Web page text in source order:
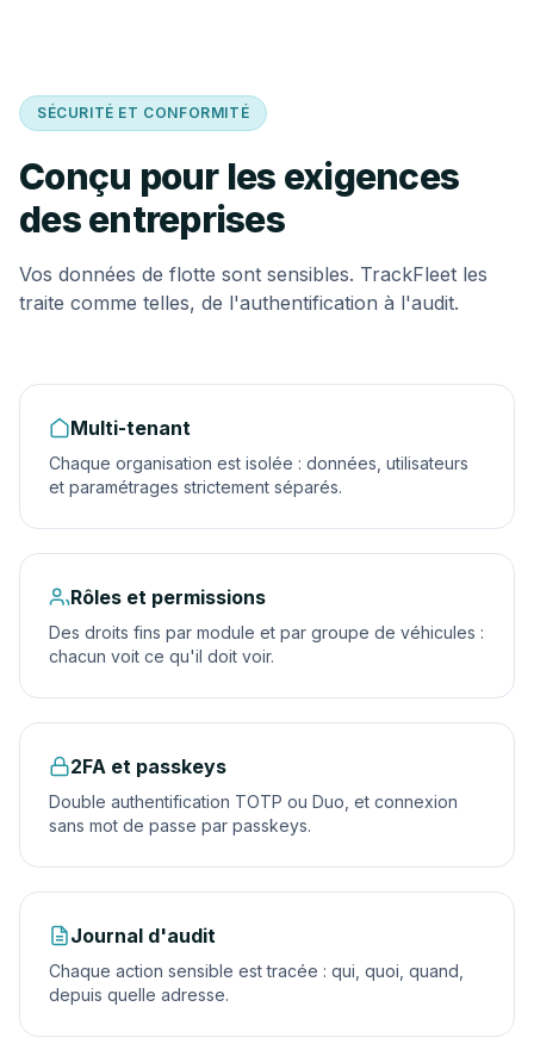
SÉCURITÉ ET CONFORMITÉ
Conçu pour les exigences
des entreprises
Vos données de flotte sont sensibles. TrackFleet les
traite comme telles, de l'authentification à l'audit.
Multi-tenant
Chaque organisation est isolée : données, utilisateurs
et paramétrages strictement séparés.
Rôles et permissions
Des droits fins par module et par groupe de véhicules :
chacun voit ce qu'il doit voir.
2FA et passkeys
Double authentification TOTP ou Duo, et connexion
sans mot de passe par passkeys.
Journal d'audit
Chaque action sensible est tracée : qui, quoi, quand,
depuis quelle adresse.